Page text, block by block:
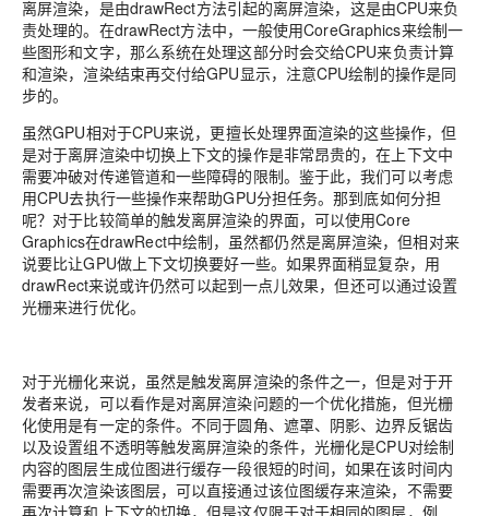
离屏渲染，是由drawRect方法引起的离屏渲染，这是由CPU来负
责处理的。在drawRect方法中，一般使用CoreGraphics来绘制一
些图形和文字，那么系统在处理这部分时会交给CPU来负责计算
和渲染，渲染结束再交付给GPU显示，注意CPU绘制的操作是同
步的。
虽然GPU相对于CPU来说，更擅长处理界面渲染的这些操作，但
是对于离屏渲染中切换上下文的操作是非常昂贵的，在上下文中
需要冲破对传递管道和一些障碍的限制。鉴于此，我们可以考虑
用CPU去执行一些操作来帮助GPU分担任务。那到底如何分担
呢？对于比较简单的触发离屏渲染的界面，可以使用Core
Graphics在drawRect中绘制，虽然都仍然是离屏渲染，但相对来
说要比让GPU做上下文切换要好一些。如果界面稍显复杂，用
drawRect来说或许仍然可以起到一点儿效果，但还可以通过设置
光栅来进行优化。
对于光栅化来说，虽然是触发离屏渲染的条件之一，但是对于开
发者来说，可以看作是对离屏渲染问题的一个优化措施，但光栅
化使用是有一定的条件。不同于圆角、遮罩、阴影、边界反锯齿
以及设置组不透明等触发离屏渲染的条件，光栅化是CPU对绘制
内容的图层生成位图进行缓存一段很短的时间，如果在该时间内
需要再次渲染该图层，可以直接通过该位图缓存来渲染，不需要